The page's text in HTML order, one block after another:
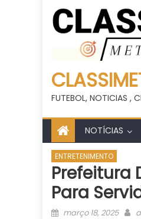
FUTEBOL, NOTICIAS ,
NOTÍCIAS
ENTRETENIMENTO
Prefeitura
Para
Posted
março 18, 2025